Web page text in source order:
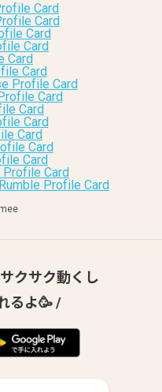
Card
Card
Card
Card
Card
Card
Profile Card
Card
Card
Card
Card
Card
Card
Profile Card
Profile Card
クサク動くし
るよ🥳 /